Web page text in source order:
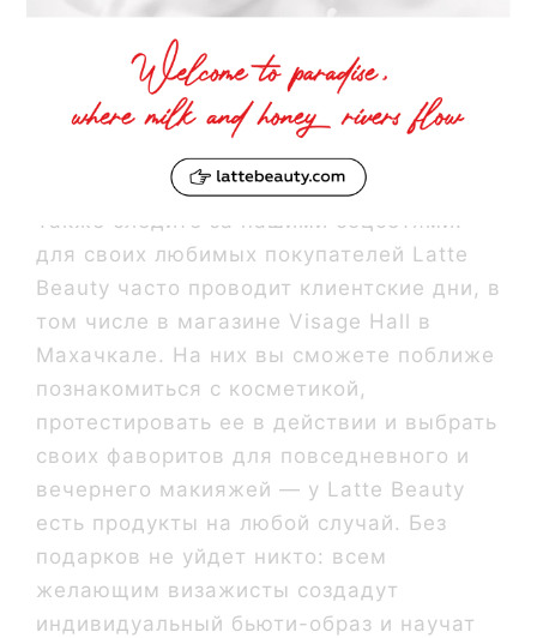
Также следите за нашими соцсетями:
для своих любимых покупателей Latte
Beauty часто проводит клиентские дни, в
том числе в магазине Visage Hall в
Махачкале. На них вы сможете поближе
познакомиться с косметикой,
протестировать ее в действии и выбрать
своих фаворитов для повседневного и
вечернего макияжей — у Latte Beauty
есть продукты на любой случай. Без
подарков не уйдет никто: всем
желающим визажисты создадут
индивидуальный бьюти-образ и научат